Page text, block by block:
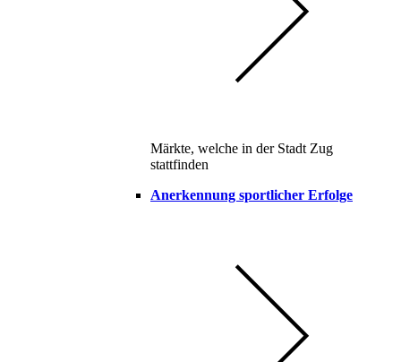
Märkte, welche in der Stadt Zug
stattfinden
Anerkennung sportlicher Erfolge